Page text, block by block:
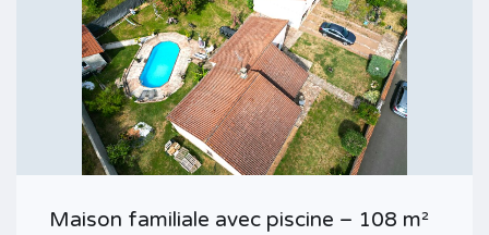
Maison familiale avec piscine – 108 m²